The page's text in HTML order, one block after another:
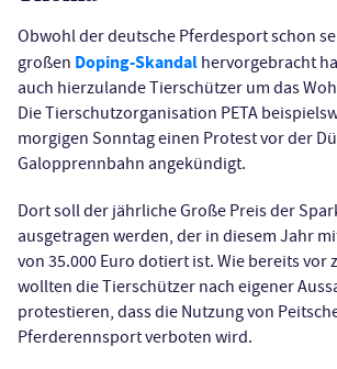
Obwohl der deutsche Pferdesport schon
großen Doping-Skandal hervorgebracht
auch hierzulande Tierschützer um das
Die Tierschutzorganisation PETA
morgigen Sonntag einen Protest vor der
Galopprennbahn angekündigt.
Dort soll der jährliche Große Preis der
ausgetragen werden, der in diesem Jahr
von 35.000 Euro dotiert ist. Wie bereits vor
wollten die Tierschützer nach eigener
protestieren, dass die Nutzung von
Pferderennsport verboten wird.